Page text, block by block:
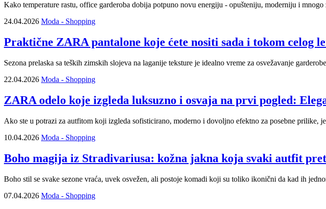
Kako temperature rastu, office garderoba dobija potpuno novu energiju - opušteniju, moderniju i
24.04.2026 Moda - Shopping
Praktične ZARA pantalone koje ćete nositi sada i tokom celog
Sezona prelaska sa teških zimskih slojeva na laganije teksture je idealno vreme za osvežavanje
22.04.2026 Moda - Shopping
ZARA odelo koje izgleda luksuzno i osvaja na prvi pogled:
Ako ste u potrazi za autfitom koji izgleda sofisticirano, moderno i dovoljno efektno za posebne prilike,
10.04.2026 Moda - Shopping
Boho magija iz Stradivariusa: kožna jakna koja svaki autfit
Boho stil se svake sezone vraća, uvek osvežen, ali postoje komadi koji su toliko ikonični da kad ih
07.04.2026 Moda - Shopping